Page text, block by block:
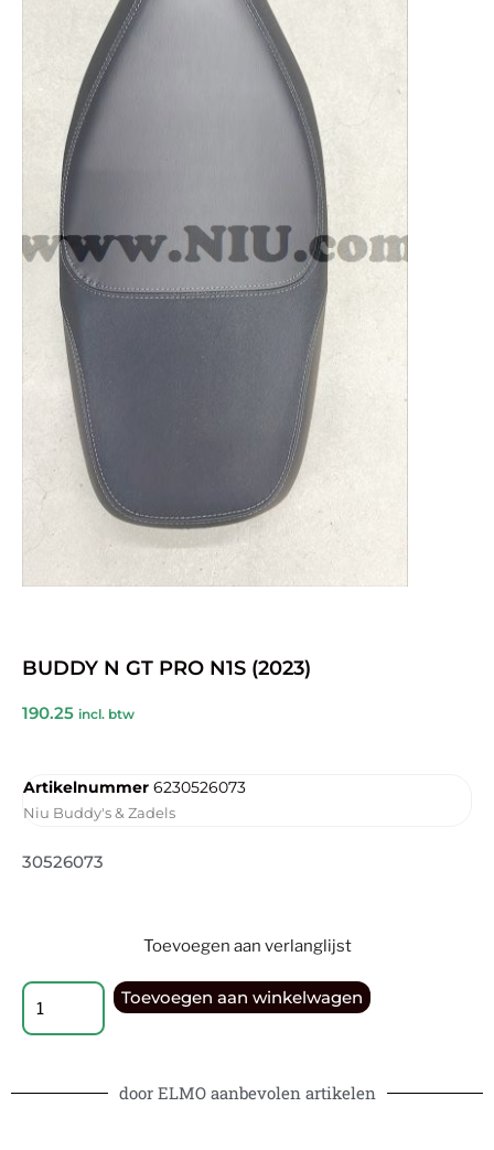
BUDDY N GT PRO N1S (2023)
190.25 incl. btw
Artikelnummer 6230526073
Niu Buddy's & Zadels
30526073
Toevoegen aan verlanglijst
Toevoegen aan winkelwagen
door ELMO aanbevolen artikelen